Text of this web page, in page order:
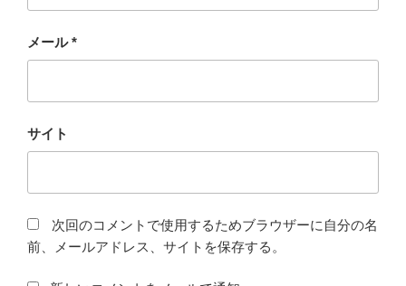
メール*
サイト
次回のコメントで使用するためブラウザーに自分の名
前、メールアドレス、サイトを保存する。